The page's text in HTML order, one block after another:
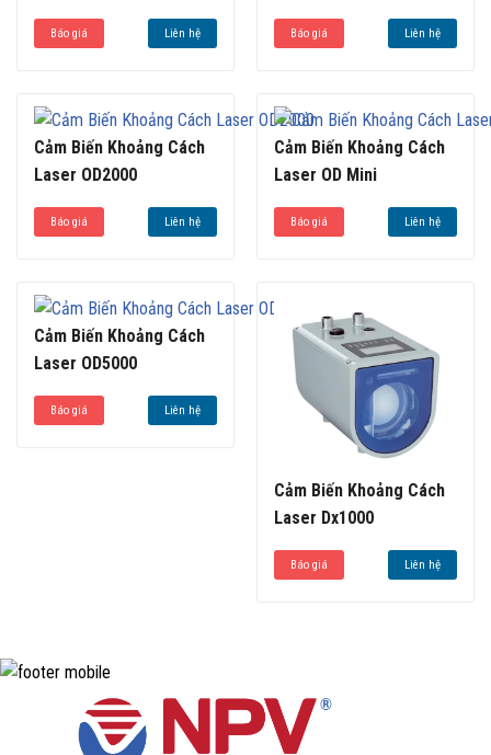
Báo giá Liên hệ Báo giá Liên hệ
Cảm Biến Khoảng Cách
Laser OD2000
Báo giá Liên hệ
Cảm Biến Khoảng Cách
Laser OD Mini
Báo giá Liên hệ
Cảm Biến Khoảng Cách
Laser OD5000
Báo giá Liên hệ
Cảm Biến Khoảng Cách
Laser Dx1000
Báo giá Liên hệ